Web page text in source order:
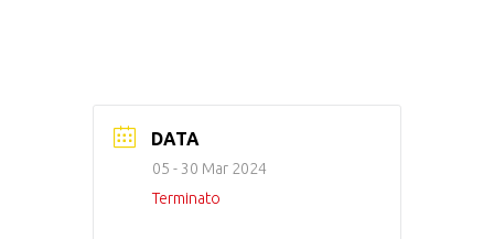
DATA
05 - 30 Mar 2024
Terminato